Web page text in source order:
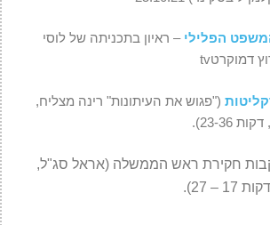
הפלילי – ראיון בתכניתה של לוסי
("פגוש את העיתונות" רינה מצליח,
חקירת ראש הממשלה (אראל סג"ל,